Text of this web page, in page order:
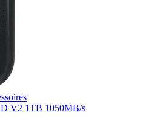
V2 1TB 1050MB/s